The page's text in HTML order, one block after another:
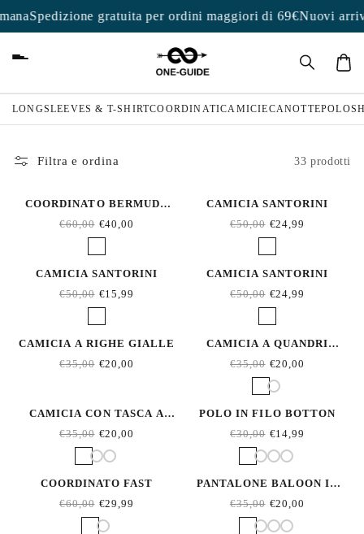
direttamente
ai contenuti
Spedizione gratuita per ordini maggiori di 69€Nuovi
LONGSLEEVES & T-SHIRTCOORDINATICAMICIECANOTTEPOLO
Filtra e ordina 33 prodotti
COORDINATO BERMUDA
€60,00 €40,00
CAMICIA SANTORINI
€50,00 €24,99
CAMICIA SANTORINI
€50,00 €15,99
CAMICIA SANTORINI
€50,00 €24,99
CAMICIA A RIGHE GIALLE
€35,00 €20,00
CAMICIA A QUANDRI
€35,00 €20,00
CAMICIA CON TASCA A
€35,00 €20,00
POLO IN FILO BOTTON
€30,00 €14,99
COORDINATO FAST
€60,00 €29,99
PANTALONE BALOON IN
€35,00 €20,00